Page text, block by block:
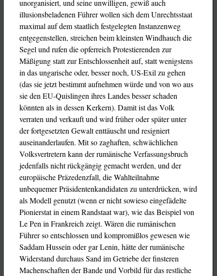
unorganisiert, und seine unwilligen, gewiß auch
illusionsbeladenen Führer wollen sich dem Unrechtsstaat
maximal auf dem staatlich festgelegten Instanzenweg
entgegenstellen, streichen beim kleinsten Windhauch die
Segel und rufen die opferreich Protestierenden zur
Mäßigung statt zur Entschlossenheit auf, statt wenigstens
in das ungarische oder, besser noch, US-Exil zu gehen
(das sie jetzt bestimmt aufnehmen würde und von wo aus
sie den EU-Quislingen ihres Landes besser schaden
könnten als in dessen Kerkern). Damit ist das Volk
verraten und verkauft und wird früher oder später unter
der fortgesetzten Gewalt enttäuscht und resigniert
auseinanderlaufen. Mit so zaghaften, schwächlichen
Volksvertretern kann der rumänische Verfassungsbruch
jedenfalls nicht rückgängig gemacht werden, und der
europäische Präzedenzfall, die Wahlteilnahme
unbequemer Präsidentenkandidaten zu unterdrücken, wird
als Modell genutzt (wenn er nicht sowieso eingefädelte
Pionierstat in einem Randstaat war), wie das Beispiel von
Le Pen in Frankreich zeigt. Wären die rumänischen
Führer so entschlossen und kompromißlos gewesen wie
Saddam Hussein oder gar Lenin, hätte der rumänische
Widerstand durchaus Sand im Getriebe der finsteren
Machenschaften der Bande und Vorbild für das restliche